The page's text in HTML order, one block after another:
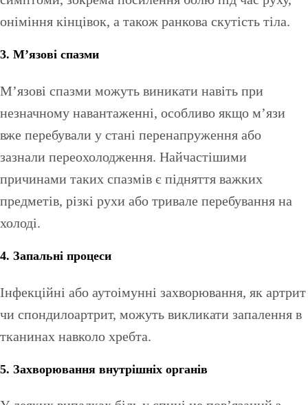
оніміння кінцівок, а також ранкова скутість тіла.
3. М’язові спазми
М’язові спазми можуть виникати навіть при
незначному навантаженні, особливо якщо м’язи
вже перебували у стані перенапруження або
зазнали переохолодження. Найчастішими
причинами таких спазмів є підняття важких
предметів, різкі рухи або тривале перебування на
холоді.
4. Запальні процеси
Інфекційні або аутоімунні захворювання, як артрит
чи спондилоартрит, можуть викликати запалення в
тканинах навколо хребта.
5. Захворювання внутрішніх органів